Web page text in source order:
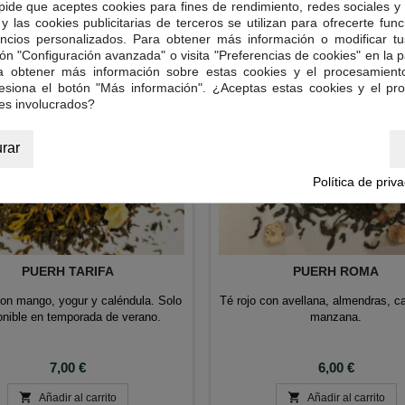
PUERH TARIFA
mango, yogur y caléndula. Solo
en temporada de verano.
Precio
7,00 €
 Añadir al carrito
PUERH ROMA
Té rojo con avellana, almendras,
manzana.
Precio
6,00 €
 Añadir al carrito
que aceptes cookies para fines de rendimiento, redes sociales y
las cookies publicitarias de terceros se utilizan para ofrecerte
personalizados. Para obtener más información o modificar
"Configuración avanzada" o visita "Preferencias de cookies" en la
obtener más información sobre estas cookies y el
el botón "Más información". ¿Aceptas estas cookies y el
involucrados?
Política de